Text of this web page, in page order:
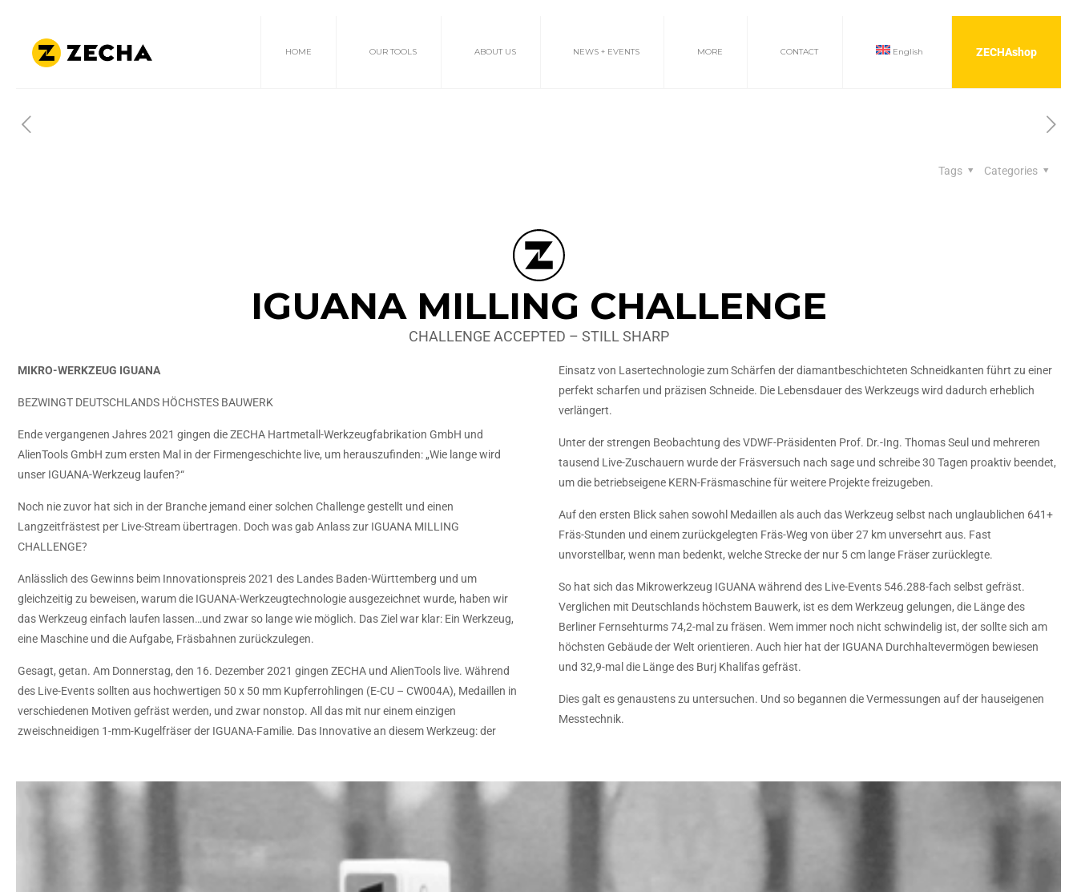
HOME OUR TOOLS ABOUT US NEWS + EVENTS MORE CONTACT English ZECHAshop
Categories
Tags
IGUANA MILLING CHALLENGE
CHALLENGE ACCEPTED – STILL SHARP
MIKRO-WERKZEUG IGUANA
BEZWINGT DEUTSCHLANDS HÖCHSTES BAUWERK
Ende vergangenen Jahres 2021 gingen die ZECHA Hartmetall-Werkzeugfabrikation GmbH und
AlienTools GmbH zum ersten Mal in der Firmengeschichte live, um herauszufinden: „Wie lange wird
unser IGUANA-Werkzeug laufen?“
Noch nie zuvor hat sich in der Branche jemand einer solchen Challenge gestellt und einen
Langzeitfrästest per Live-Stream übertragen. Doch was gab Anlass zur IGUANA MILLING
CHALLENGE?
Anlässlich des Gewinns beim Innovationspreis 2021 des Landes Baden-Württemberg und um
gleichzeitig zu beweisen, warum die IGUANA-Werkzeugtechnologie ausgezeichnet wurde, haben wir
das Werkzeug einfach laufen lassen…und zwar so lange wie möglich. Das Ziel war klar: Ein Werkzeug,
eine Maschine und die Aufgabe, Fräsbahnen zurückzulegen.
Gesagt, getan. Am Donnerstag, den 16. Dezember 2021 gingen ZECHA und AlienTools live. Während
des Live-Events sollten aus hochwertigen 50 x 50 mm Kupferrohlingen (E-CU – CW004A), Medaillen in
verschiedenen Motiven gefräst werden, und zwar nonstop. All das mit nur einem einzigen
zweischneidigen 1-mm-Kugelfräser der IGUANA-Familie. Das Innovative an diesem Werkzeug: der
Einsatz von Lasertechnologie zum Schärfen der diamantbeschichteten Schneidkanten führt zu einer
perfekt scharfen und präzisen Schneide. Die Lebensdauer des Werkzeugs wird dadurch erheblich
verlängert.
Unter der strengen Beobachtung des VDWF-Präsidenten Prof. Dr.-Ing. Thomas Seul und mehreren
tausend Live-Zuschauern wurde der Fräsversuch nach sage und schreibe 30 Tagen proaktiv beendet,
um die betriebseigene KERN-Fräsmaschine für weitere Projekte freizugeben.
Auf den ersten Blick sahen sowohl Medaillen als auch das Werkzeug selbst nach unglaublichen 641+
Fräs-Stunden und einem zurückgelegten Fräs-Weg von über 27 km unversehrt aus. Fast
unvorstellbar, wenn man bedenkt, welche Strecke der nur 5 cm lange Fräser zurücklegte.
So hat sich das Mikrowerkzeug IGUANA während des Live-Events 546.288-fach selbst gefräst.
Verglichen mit Deutschlands höchstem Bauwerk, ist es dem Werkzeug gelungen, die Länge des
Berliner Fernsehturms 74,2-mal zu fräsen. Wem immer noch nicht schwindelig ist, der sollte sich am
höchsten Gebäude der Welt orientieren. Auch hier hat der IGUANA Durchhaltevermögen bewiesen
und 32,9-mal die Länge des Burj Khalifas gefräst.
Dies galt es genaustens zu untersuchen. Und so begannen die Vermessungen auf der hauseigenen
Messtechnik.